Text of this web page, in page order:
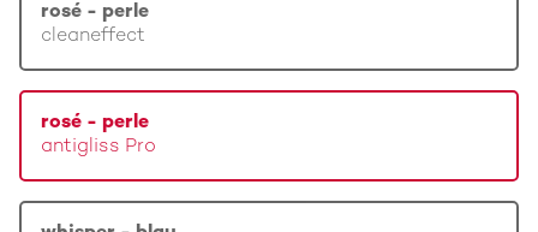
rosé - perle
cleaneffect
rosé - perle
antigliss Pro